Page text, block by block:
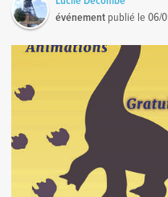
événement publié le06/